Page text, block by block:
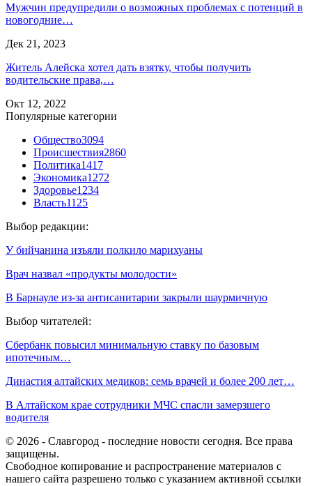
Мужчин предупредили о возможных проблемах с потенций в
новогодние…
Дек 21, 2023
Житель Алейска хотел дать взятку, чтобы получить
водительские права,…
Окт 12, 2022
Популярные категории
Общество3094
Происшествия2860
Политика1417
Экономика1272
Здоровье1234
Власть1125
Выбор редакции:
У бийчанина изъяли полкило марихуаны
Врач назвал «продукты молодости»
В Барнауле из-за антисанитарии закрыли шаурмичную
Выбор читателей:
Сбербанк повысил минимальную ставку по базовым
ипотечным…
Династия алтайских медиков: семь врачей и более 200 лет…
В Алтайском крае сотрудники МЧС спасли замерзшего
водителя
© 2026 - Славгород - последние новости сегодня. Все права
защищены.
Свободное копирование и распространение материалов с
нашего сайта разрешено только с указанием активной ссылки